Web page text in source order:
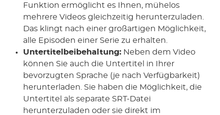
Funktion ermöglicht es Ihnen, mühelos
mehrere Videos gleichzeitig herunterzuladen.
Das klingt nach einer großartigen Möglichkeit,
alle Episoden einer Serie zu erhalten.
Untertitelbeibehaltung: Neben dem Video
können Sie auch die Untertitel in Ihrer
bevorzugten Sprache (je nach Verfügbarkeit)
herunterladen. Sie haben die Möglichkeit, die
Untertitel als separate SRT-Datei
herunterzuladen oder sie direkt im